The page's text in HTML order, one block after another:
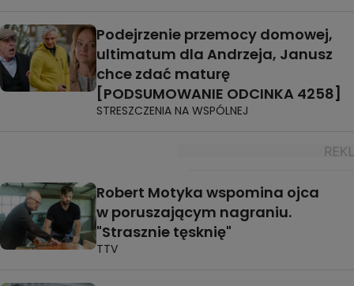
Podejrzenie przemocy domowej,
ultimatum dla Andrzeja, Janusz
chce zdać maturę
[PODSUMOWANIE ODCINKA 4258]
STRESZCZENIA NA WSPÓLNEJ
Robert Motyka wspomina ojca
w poruszającym nagraniu.
"Strasznie tęsknię"
TTV